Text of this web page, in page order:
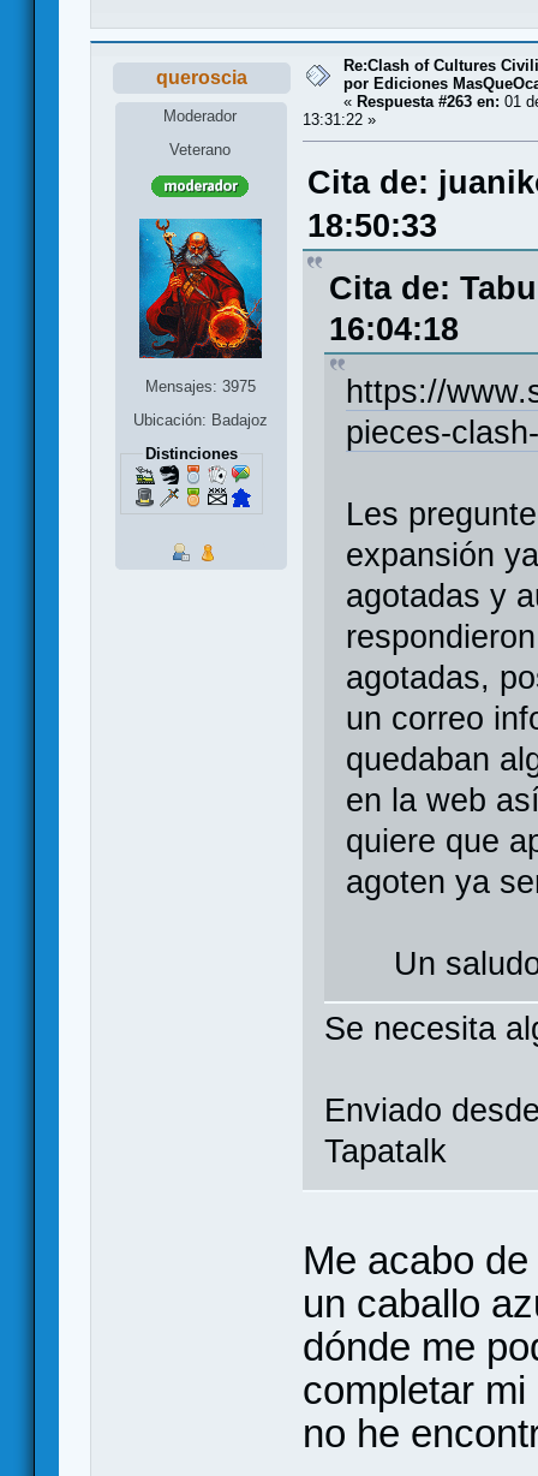
queroscia
Moderador
Veterano
Mensajes: 3975
Ubicación: Badajoz
Distinciones
Re:Clash of Cultures
por Ediciones
« Respuesta #263 en: 01
13:31:22 »
Cita de:
18:50:33
Cita de:
16:04:18
https://
pieces-
Les
expansión
agotadas y
agotadas,
un correo
quedaban
en la web
quiere que
agoten ya
Un
Se necesita
Enviado
Tapatalk
Me acabo
un caballo
dónde me
completar
no he